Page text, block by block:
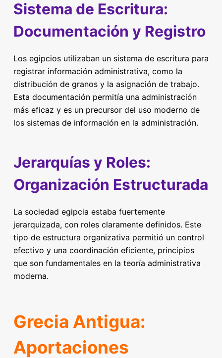
Sistema de Escritura:
Documentación y Registro
Los egipcios utilizaban un sistema de escritura para
registrar información administrativa, como la
distribución de granos y la asignación de trabajo.
Esta documentación permitía una administración
más eficaz y es un precursor del uso moderno de
los sistemas de información en la administración.
Jerarquías y Roles:
Organización Estructurada
La sociedad egipcia estaba fuertemente
jerarquizada, con roles claramente definidos. Este
tipo de estructura organizativa permitió un control
efectivo y una coordinación eficiente, principios
que son fundamentales en la teoría administrativa
moderna.
Grecia Antigua:
Aportaciones